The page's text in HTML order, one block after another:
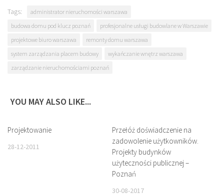
Tags:
administrator nieruchomości warszawa
budowa domu pod klucz poznań
profesjonalne usługi budowlane w Warszawie
projektowe biuro warszawa
remonty domu warszawa
system zarządzania placem budowy
wykańczanie wnętrz warszawa
zarządzanie nieruchomościami poznań
YOU MAY ALSO LIKE...
Projektowanie
28-12-2011
Przełóż doświadczenie na
zadowolenie użytkowników.
Projekty budynków
użyteczności publicznej –
Poznań
30-08-2017